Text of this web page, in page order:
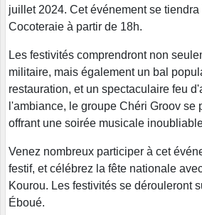
juillet 2024. Cet événement se
Cocoteraie à partir de 18h.
Les festivités comprendront non
militaire, mais également un bal
restauration, et un spectaculaire feu
l'ambiance, le groupe Chéri Groov se
offrant une soirée musicale
Venez nombreux participer à cet
festif, et célébrez la fête nationale
Kourou. Les festivités se dérouleront
Éboué.